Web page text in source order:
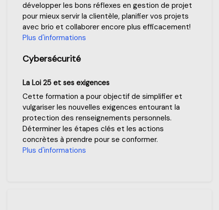
développer les bons réflexes en gestion de projet
pour mieux servir la clientèle, planifier vos projets
avec brio et collaborer encore plus efficacement!
Plus d'informations
Cybersécurité
La Loi 25 et ses exigences
Cette formation a pour objectif de simplifier et
vulgariser les nouvelles exigences entourant la
protection des renseignements personnels.
Déterminer les étapes clés et les actions
concrètes à prendre pour se conformer.
Plus d'informations